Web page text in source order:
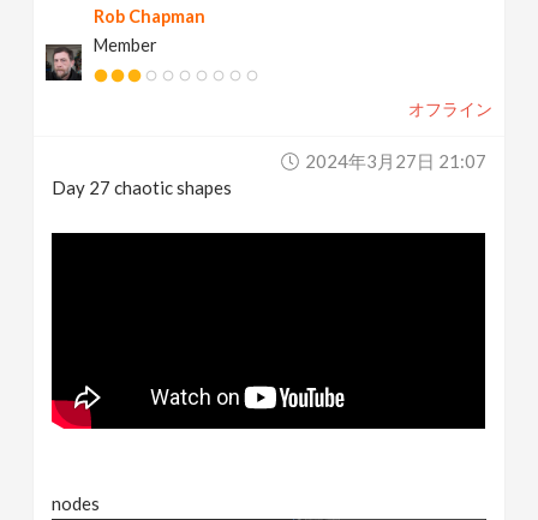
Rob Chapman
Member
オフライン
2024年3月27日 21:07
Day 27 chaotic shapes
nodes